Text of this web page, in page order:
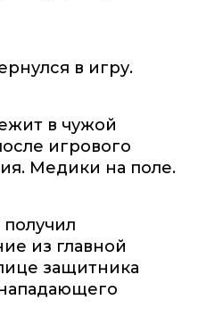
в игру.
в чужой
игрового
Медики на поле.
из главной
защитника